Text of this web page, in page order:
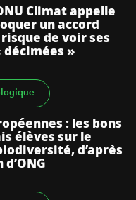
Climat appelle
un accord
de voir ses
décimées »
: les bons
élèves sur le
d’après